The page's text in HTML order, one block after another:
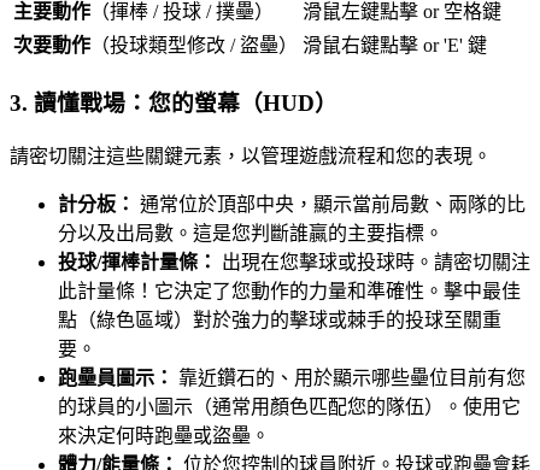
主要動作 （揮棒 / 投球 / 撲壘）
滑鼠左鍵點擊 or 空格鍵
次要動作 （投球類型修改 / 盜壘） 滑鼠右鍵點擊 or 'E' 鍵
3. 讀懂戰場：您的螢幕（HUD）
請密切關注這些關鍵元素，以管理遊戲流程和您的表現。
計分板： 通常位於頂部中央，顯示當前局數、兩隊的比
分以及出局數。這是您判斷誰贏的主要指標。
投球/揮棒計量條：
出現在您擊球或投球時。請密切關注
此計量條！它決定了您動作的力量和準確性。擊中最佳
點（綠色區域）對於強力的擊球或棘手的投球至關重
要。
跑壘員圖示：
靠近鑽石的、用於顯示哪些壘位目前有您
的球員的小圖示（通常用顏色匹配您的隊伍）。使用它
來決定何時跑壘或盜壘。
體力/能量條： 位於您控制的球員附近。投球或跑壘會耗